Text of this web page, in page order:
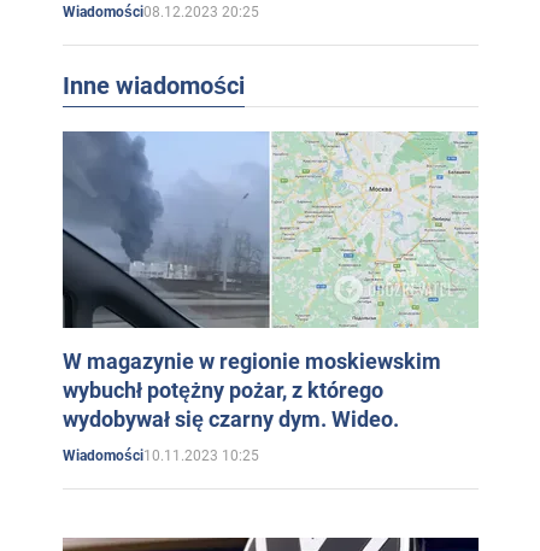
Wiadomości08.12.2023 20:25
Inne wiadomości
W magazynie w regionie moskiewskim
wybuchł potężny pożar, z którego
wydobywał się czarny dym. Wideo.
Wiadomości10.11.2023 10:25